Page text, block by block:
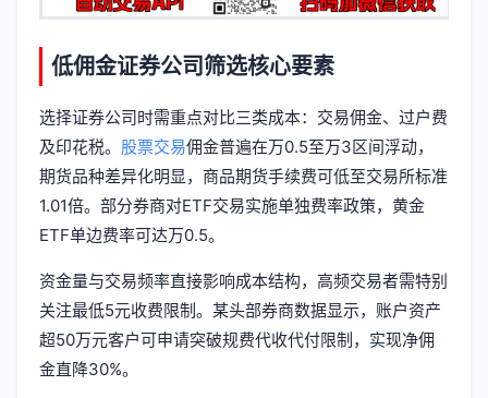
低佣金证券公司筛选核心要素
选择证券公司时需重点对比三类成本：交易佣金、过户费
及印花税。 股票交易佣金普遍在万0.5至万3区间浮动，
期货品种差异化明显，商品期货手续费可低至交易所标准
1.01倍。部分券商对ETF交易实施单独费率政策，黄金
ETF单边费率可达万0.5。
资金量与交易频率直接影响成本结构，高频交易者需特别
关注最低5元收费限制。某头部券商数据显示，账户资产
超50万元客户可申请突破规费代收代付限制，实现净佣
金直降30%。